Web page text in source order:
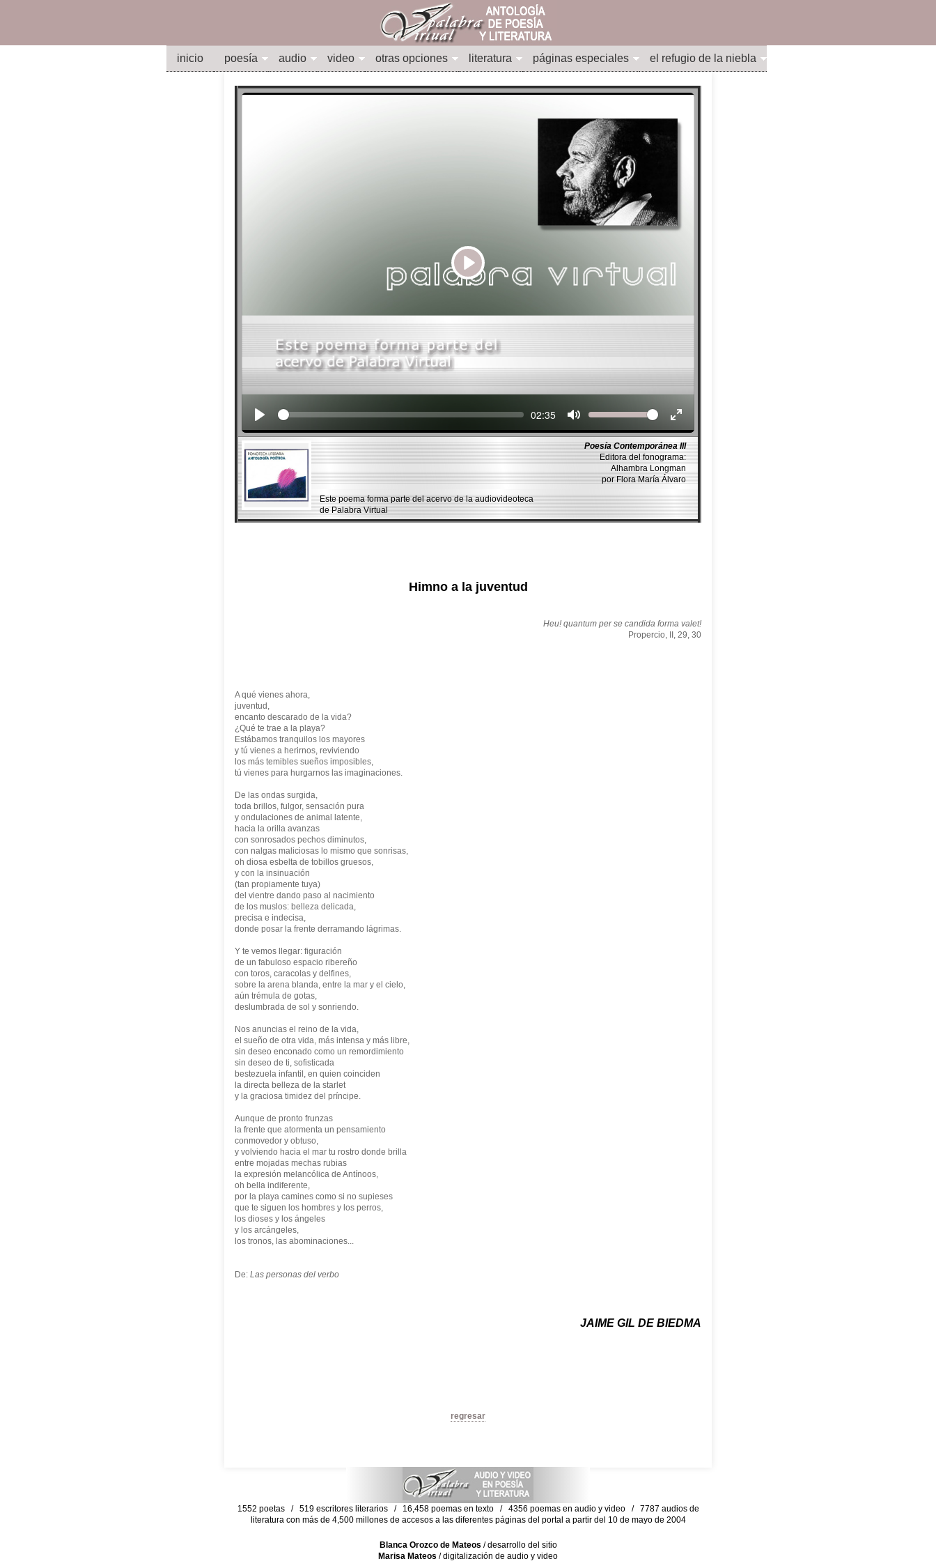
inicio poesía audio video otras opciones literatura páginas especiales el refugio de la niebla
Play
Seek Current
02:35 Volume
Poesía Contemporánea III
Editora del fonograma:
Alhambra Longman
por Flora María Álvaro
Este poema forma parte del acervo de la audiovideoteca
de Palabra Virtual
Himno a la juventud
Heu! quantum per se candida forma valet!
Propercio, II, 29, 30
A qué vienes ahora,
juventud,
encanto descarado de la vida?
¿Qué te trae a la playa?
Estábamos tranquilos los mayores
y tú vienes a herirnos, reviviendo
los más temibles sueños imposibles,
tú vienes para hurgarnos las imaginaciones.
De las ondas surgida,
toda brillos, fulgor, sensación pura
y ondulaciones de animal latente,
hacia la orilla avanzas
con sonrosados pechos diminutos,
con nalgas maliciosas lo mismo que sonrisas,
oh diosa esbelta de tobillos gruesos,
y con la insinuación
(tan propiamente tuya)
del vientre dando paso al nacimiento
de los muslos: belleza delicada,
precisa e indecisa,
donde posar la frente derramando lágrimas.
Y te vemos llegar: figuración
de un fabuloso espacio ribereño
con toros, caracolas y delfines,
sobre la arena blanda, entre la mar y el cielo,
aún trémula de gotas,
deslumbrada de sol y sonriendo.
Nos anuncias el reino de la vida,
el sueño de otra vida, más intensa y más libre,
sin deseo enconado como un remordimiento
sin deseo de ti, sofisticada
bestezuela infantil, en quien coinciden
la directa belleza de la starlet
y la graciosa timidez del príncipe.
Aunque de pronto frunzas
la frente que atormenta un pensamiento
conmovedor y obtuso,
y volviendo hacia el mar tu rostro donde brilla
entre mojadas mechas rubias
la expresión melancólica de Antínoos,
oh bella indiferente,
por la playa camines como si no supieses
que te siguen los hombres y los perros,
los dioses y los ángeles
y los arcángeles,
los tronos, las abominaciones...
De: Las personas del verbo
JAIME GIL DE BIEDMA
regresar
1552 poetas / 519 escritores literarios / 16,458 poemas en texto / 4356 poemas en audio y video / 7787 audios de
literatura con más de 4,500 millones de accesos a las diferentes páginas del portal a partir del 10 de mayo de 2004
Blanca Orozco de Mateos / desarrollo del sitio
Marisa Mateos / digitalización de audio y video